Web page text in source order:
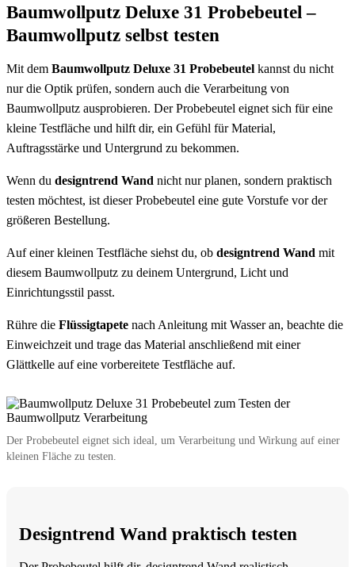
Baumwollputz Deluxe 31 Probebeutel –
Baumwollputz selbst testen
Mit dem Baumwollputz Deluxe 31 Probebeutel kannst du nicht
nur die Optik prüfen, sondern auch die Verarbeitung von
Baumwollputz ausprobieren. Der Probebeutel eignet sich für eine
kleine Testfläche und hilft dir, ein Gefühl für Material,
Auftragsstärke und Untergrund zu bekommen.
Wenn du designtrend Wand nicht nur planen, sondern praktisch
testen möchtest, ist dieser Probebeutel eine gute Vorstufe vor der
größeren Bestellung.
Auf einer kleinen Testfläche siehst du, ob designtrend Wand mit
diesem Baumwollputz zu deinem Untergrund, Licht und
Einrichtungsstil passt.
Rühre die Flüssigtapete nach Anleitung mit Wasser an, beachte die
Einweichzeit und trage das Material anschließend mit einer
Glättkelle auf eine vorbereitete Testfläche auf.
Der Probebeutel eignet sich ideal, um Verarbeitung und Wirkung auf einer
kleinen Fläche zu testen.
Designtrend Wand praktisch testen